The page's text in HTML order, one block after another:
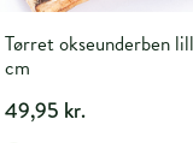
Tørret okseunderben
cm
49,95 kr.